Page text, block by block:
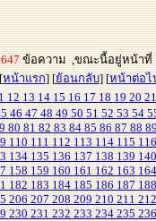
ข้อความ ,ขณะนี้อยู่หน้าที่
[หน้าแรก] [ย้อนกลับ] [หน้าต่อไ
12 13 14 15 16 17 18 19 20 21
46 47 48 49 50 51 52 53 54
80 81 82 83 84 85 86 87 88 89
110 111 112 113 114 115 116
134 135 136 137 138 139 140
158 159 160 161 162 163 164
182 183 184 185 186 187 188
206 207 208 209 210 211 212
230 231 232 233 234 235 236